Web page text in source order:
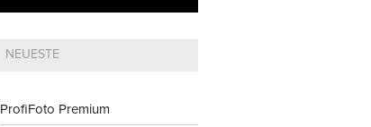
NEUESTE
ProfiFoto Premium